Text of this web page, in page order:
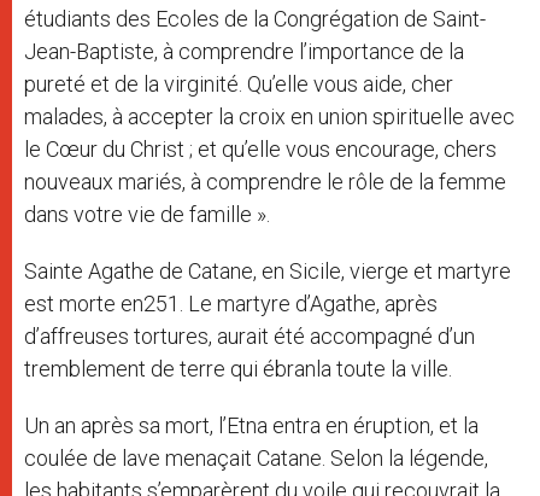
étudiants des Ecoles de la Congrégation de Saint-
Jean-Baptiste, à comprendre l’importance de la
pureté et de la virginité. Qu’elle vous aide, cher
malades, à accepter la croix en union spirituelle avec
le Cœur du Christ ; et qu’elle vous encourage, chers
nouveaux mariés, à comprendre le rôle de la femme
dans votre vie de famille ».
Sainte Agathe de Catane, en Sicile, vierge et martyre
est morte en251. Le martyre d’Agathe, après
d’affreuses tortures, aurait été accompagné d’un
tremblement de terre qui ébranla toute la ville.
Un an après sa mort, l’Etna entra en éruption, et la
coulée de lave menaçait Catane. Selon la légende,
les habitants s’emparèrent du voile qui recouvrait la